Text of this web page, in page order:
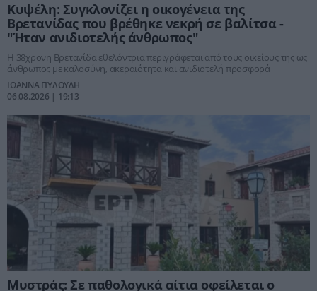
Κυψέλη: Συγκλονίζει η οικογένεια της
Βρετανίδας που βρέθηκε νεκρή σε βαλίτσα -
"Ήταν ανιδιοτελής άνθρωπος"
Η 38χρονη Βρετανίδα εθελόντρια περιγράφεται από τους οικείους της ως
άνθρωπος με καλοσύνη, ακεραιότητα και ανιδιοτελή προσφορά
ΙΩΑΝΝΑ ΠΥΛΟΥΔΗ
06.08.2026 | 19:13
Μυστράς: Σε παθολογικά αίτια οφείλεται ο